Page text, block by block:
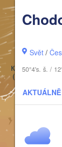
Svět /
50°4's. š. /
AKTUÁLNĚ
Калининград
(Kaliningrad)